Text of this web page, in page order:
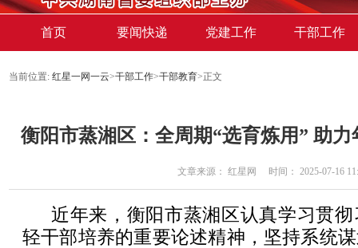
首页 要闻快递 党建工作 干部工作
当前位置: 红星一网一云>干部工作>干部教育>正文
衡阳市蒸湘区：全周期“选育炼用” 助
文章来源： 红星网 时间： 2025-07-16
近年来，衡阳市蒸湘区认真学习贯
轻干部培养的重要论述精神，坚持系统